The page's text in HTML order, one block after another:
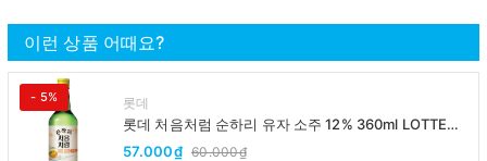
이런 상품 어때요?
- 5% 롯데
롯데 처음처럼 순하리 유자 소주 12% 360ml LOTTE
Chumchurum vi thanh yen/cam
57.000₫ 60.000₫